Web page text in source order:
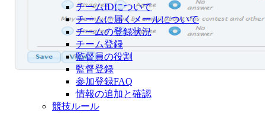
チームIDについて
チームに届くメールについて
チームの登録状況
チーム登録
監督員の役割
監督登録
参加登録FAQ
情報の追加と確認
競技ルール